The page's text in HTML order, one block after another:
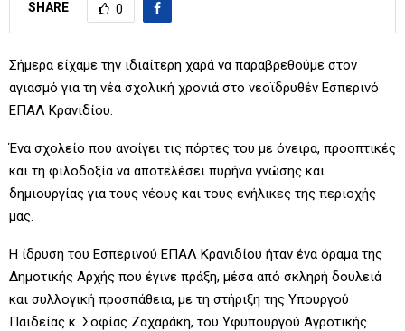
SHARE 0
Σήμερα είχαμε την ιδιαίτερη χαρά να παραβρεθούμε στον
αγιασμό για τη νέα σχολική χρονιά στο νεοϊδρυθέν Εσπερινό
ΕΠΑΛ Κρανιδίου.
Ένα σχολείο που ανοίγει τις πόρτες του με όνειρα, προοπτικές
και τη φιλοδοξία να αποτελέσει πυρήνα γνώσης και
δημιουργίας για τους νέους και τους ενήλικες της περιοχής
μας.
Η ίδρυση του Εσπερινού ΕΠΑΛ Κρανιδίου ήταν ένα όραμα της
Δημοτικής Αρχής που έγινε πράξη, μέσα από σκληρή δουλειά
και συλλογική προσπάθεια, με τη στήριξη της Υπουργού
Παιδείας κ. Σοφίας Ζαχαράκη, του Υφυπουργού Αγροτικής